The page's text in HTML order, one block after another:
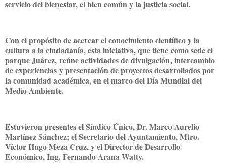
servicio del bienestar, el bien común y la justicia social.
Con el propósito de acercar el conocimiento científico y la
cultura a la ciudadanía, esta iniciativa, que tiene como sede el
parque Juárez, reúne actividades de divulgación, intercambio
de experiencias y presentación de proyectos desarrollados por
la comunidad académica, en el marco del Día Mundial del
Medio Ambiente.
Estuvieron presentes el Síndico Único, Dr. Marco Aurelio
Martínez Sánchez; el Secretario del Ayuntamiento, Mtro.
Víctor Hugo Meza Cruz, y el Director de Desarrollo
Económico, Ing. Fernando Arana Watty.